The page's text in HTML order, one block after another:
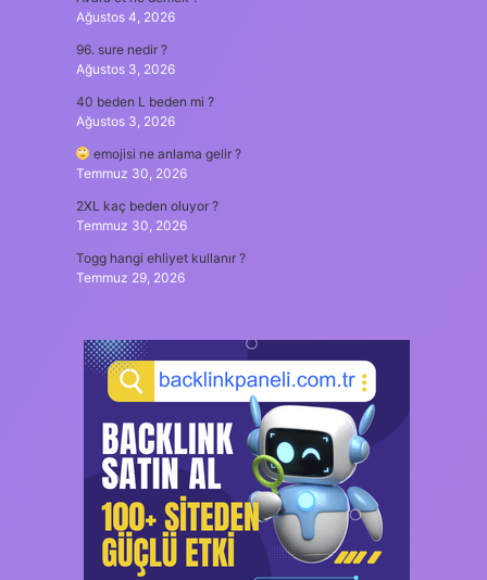
Ağustos 4, 2026
96. sure nedir ?
Ağustos 3, 2026
40 beden L beden mi ?
Ağustos 3, 2026
emojisi ne anlama gelir ?
Temmuz 30, 2026
2XL kaç beden oluyor ?
Temmuz 30, 2026
Togg hangi ehliyet kullanır ?
Temmuz 29, 2026